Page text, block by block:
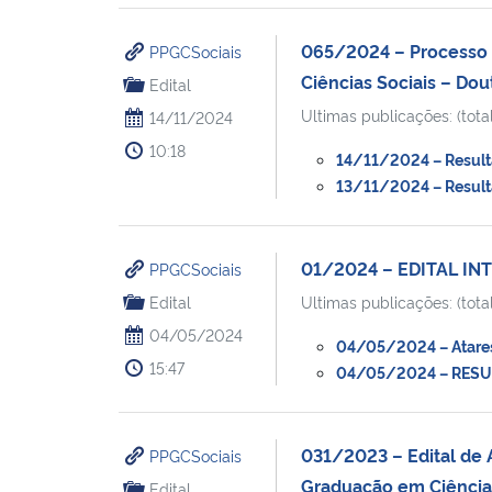
PPGCSociais
Edital
14/11/2024
10:18
065/2024 – Processo
Ciências Sociais –
Ultimas publicações:
14/11/2024 –
13/11/2024 –
PPGCSociais
Edital
04/05/2024
15:47
01/2024 – EDITAL
Ultimas publicações:
04/05/2024 –
04/05/2024 –
PPGCSociais
Edital
031/2023 – Edital de
Graduação em